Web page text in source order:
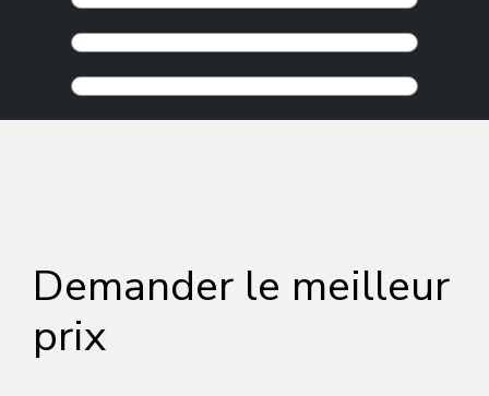
Demander le meilleur
prix